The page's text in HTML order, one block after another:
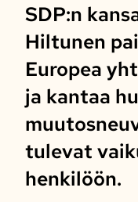
SDP:n
Hiltunen
Europea
ja kantaa
tulevat
henkilöön.